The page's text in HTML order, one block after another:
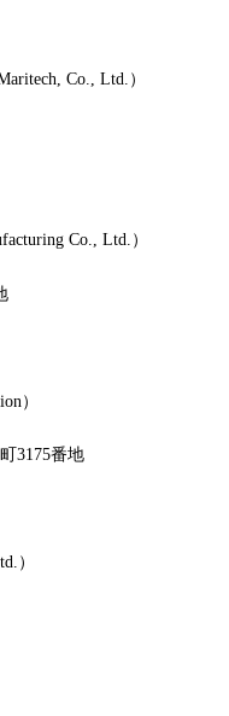
Co., Ltd.）
Co., Ltd.）
）
3175番地
）